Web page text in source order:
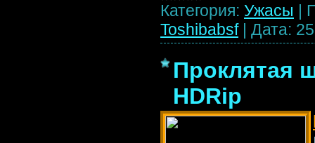
Категория: Ужасы |
Toshibabsf | Дата:
Проклятая
HDRip